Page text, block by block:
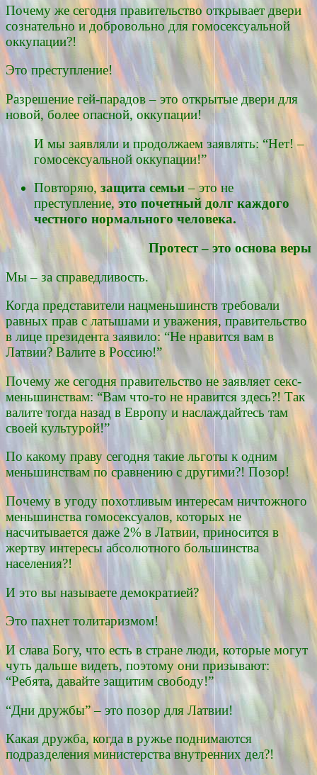
Почему же сегодня правительство открывает двери
сознательно и добровольно для гомосексуальной
оккупации?!
Это преступление!
Разрешение гей-парадов – это открытые двери для
новой, более опасной, оккупации!
И мы заявляли и продолжаем заявлять: “Нет! –
гомосексуальной оккупации!”
Повторяю, защита семьи– это не
преступление,это почетный долг каждого
честного нормального человека.
Протест – это основа веры
Мы – за справедливость.
Когда представители нацменьшинств требовали
равных прав с латышами и уважения, правительство
в лице президента заявило: “Не нравится вам в
Латвии? Валите в Россию!”
Почему же сегодня правительство не заявляет секс-
меньшинствам: “Вам что-то не нравится здесь?! Так
валите тогда назад в Европу и наслаждайтесь там
своей культурой!”
По какому праву сегодня такие льготы к одним
меньшинствам по сравнению с другими?! Позор!
Почему в угоду похотливым интересам ничтожного
меньшинства гомосексуалов, которых не
насчитывается даже 2% в Латвии, приносится в
жертву интересы абсолютного большинства
населения?!
И это вы называете демократией?
Это пахнет толитаризмом!
И слава Богу, что есть в стране люди, которые могут
чуть дальше видеть, поэтому они призывают:
“Ребята, давайте защитим свободу!”
“Дни дружбы” – это позор для Латвии!
Какая дружба, когда в ружье поднимаются
подразделения министерства внутренних дел?!